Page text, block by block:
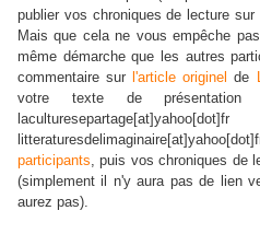
publier vos chroniques de lecture
Mais que cela ne vous empêche
même démarche que les autres
commentaire sur l'article originel de
votre texte de
participants, puis vos chroniques de
(simplement il n'y aura pas de lien
aurez pas).